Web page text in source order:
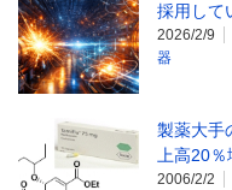
採用して
2026/2/9
器
製薬大手
上高20％
2006/2/2